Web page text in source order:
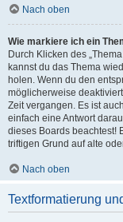
Nach oben
Wie markiere ich ein
Durch Klicken des
kannst du das Thema
holen. Wenn du den
möglicherweise
Zeit vergangen. Es ist
einfach eine Antwort
dieses Boards beachtest!
triftigen Grund auf alte
Nach oben
Textformatierung